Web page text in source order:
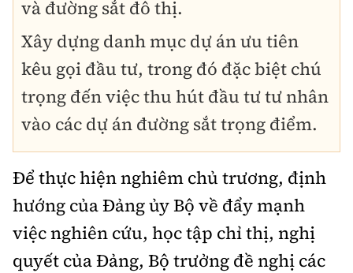
và đường sắt đô thị.
Xây dựng danh mục dự án ưu tiên
kêu gọi đầu tư, trong đó đặc biệt chú
trọng đến việcthu hút đầu tư tư nhân
vào các dự án đường sắttrọng điểm.
Để thực hiện nghiêm chủ trương, định
hướng của Đảng ủy Bộ về đẩy mạnh
việc nghiên cứu, học tập chỉ thị, nghị
quyết của Đảng, Bộ trưởng đề nghị các